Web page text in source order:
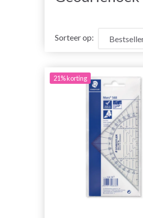
Sorteer op:
21% korting